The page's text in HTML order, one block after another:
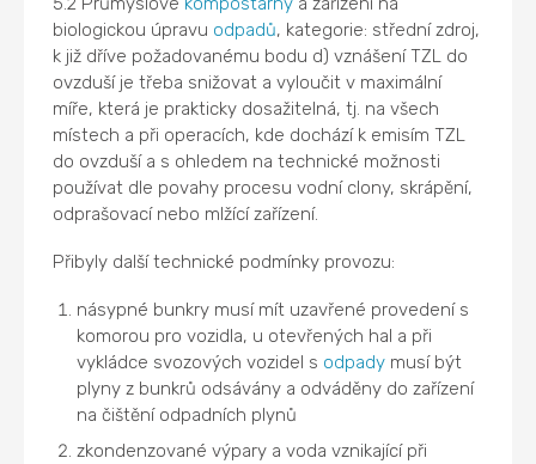
biologickou úpravu odpadů, kategorie: střední zdroj,
k již dříve požadovanému bodu d) vznášení TZL do
ovzduší je třeba snižovat a vyloučit v maximální
míře, která je prakticky dosažitelná, tj. na všech
místech a při operacích, kde dochází k emisím TZL
do ovzduší a s ohledem na technické možnosti
používat dle povahy procesu vodní clony, skrápění,
odprašovací nebo mlžící zařízení.
Přibyly další technické podmínky provozu:
násypné bunkry musí mít uzavřené provedení s
komorou pro vozidla, u otevřených hal a při
vykládce svozových vozidel s odpady musí být
plyny z bunkrů odsávány a odváděny do zařízení
na čištění odpadních plynů
zkondenzované výpary a voda vznikající při